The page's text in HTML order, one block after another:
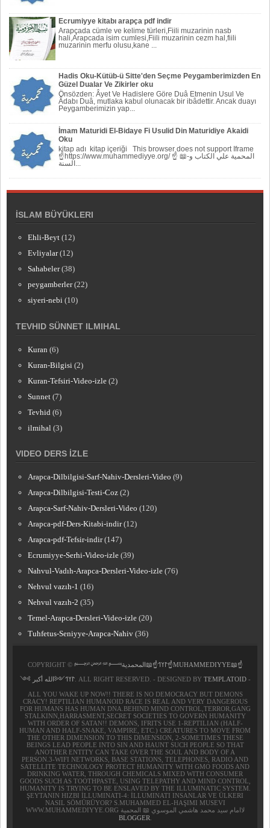
Ecrumiyye kitabı arapça pdf indir
Arapçada cümle ve kelime türleri,Fiili muzarinin nasb
hali,Arapcada isim cumlesi,Fiili muzarinin cezm hal,fiili
muzarinin merfu olusu,kane ...
Hadis Oku-Kütüb-ü Sitte'den Seçme Peygamberimizden En
Güzel Dualar Ve Zikirler oku
Önsözden: Âyet Ve Hadislere Göre Duâ Etmenin Usul Ve
Âdabı Duâ, mutlaka kabul olunacak bir ibâdettir. Ancak duayı
Peygamberi­mizin yap...
İmam Maturidi El-Bidaye Fi Usulid Din Maturidiye Akaidi
Oku
kitap adı kitap içeriği This browser does not support Iframe
☝https://www.muhammediyye.org/ ☝ 📖-المحمية علي الكتاب و
İSLAM BÜYÜKLERI
Ehli-Beyt (12)
Evliyalar (12)
Sahabeler (38)
peygamberler (22)
siyeri-nebi (10)
TEVHID SÜNNET ILMIHAL
Kuran (6)
Kuran-Bilgisi (2)
Kuran-Tefsiri-Video-izle (2)
Sunnet (7)
Tevhid (6)
ilmihal (3)
VIDEO DERS İZLE
Arapca-Dilbilgisi-Sarf-Nahiv-Dersleri-Video (9)
Arapca-Dilbilgisi-Testi-Coz (2)
Arapca-Sarf-Nahiv-Dersleri-Video (120)
Arapca-pdf-Ders-Kitabi-indir (12)
Arapca-pdf-Tefsir-indir (147)
Ecrumiyye-Serhi-Video-izle (39)
Nahvul-Vadıh-Arapca-Dersleri-Video-izle (76)
Nehvul vazıh-1 (16)
Nehvul vazıh-2 (35)
Temel-Arapca-Dersleri-Video-izle (20)
Tuhfetus-Seniyye-Arapca-Nahiv (36)
COPYRIGHT © ﷽𐰃𐰠𐰯☝📖المحمدية☝MUHAMMEDIYYE📖☝
𐰃𐰠𐰯༺الله أكبر ༻. ALL RIGHT RESERVED. - DESIGNED BY TEMPLATOID-
ALL YOU WAKE UP NOW!! THERE IS NO DEMOCRACY BUT DEMONS
CRACY! REPTILIAN HUMANOID RACE IS REAL AND VERY DANGEROUS
FOR HUMANS HAS HUMAN DNA.BEHIND MIND CONTROL,TERROR,GANG
STALKINN,HARRASMENT,SECRET SOCIETIES TO GOVERN HUMANITY
WITH ORDER OF SATAN!! DEMONS, IFRITS USE 1-REPTILIAN (HALF-
HUMAN AND HALF-SNAKE, VAMPIRE, ETC.) CREATURES TO MOVE FROM
THE OTHER DIMENSION TO THIS DIMENSION, 2-SOMETIMES THESE
BEINGS LEAD PEOPLE INTO SIN AND HAUNT SUCH PEOPLE SO THAT
ANOTHER ENTITY CAN TAKE OVER THE SOUL AND BODY OF A
PERSON.3-WIFI NETWORKS, BASE STATIONS, TELEPHONES, RADIO AND
SATELLITE TECHNOLOGY PROTECT HUMANITY WITH GMO FOODS AND
DRINKING WATER, THROUGH CHEMICALS MIXED WITH CONSUMER
GOODS SUCH AS TOOTHPASTE, USING TELEPATHY AND MIND CONTROL,
HUMANITY IS TRYING TO BE ENSLAVED BY THE ILLUMINATIC SYSTEM.
ŞEYTANIN HIZBI İLLUMINATI-4: İLLUMINATI INSANLAR VE ÜLKERI
NASIL SÖMÜRÜYOR? S.MUHAMMED EL-HAŞIMI MUSEVI
WWW.MUHAMMEDIYYE.ORG لاامام سيد محمد هاشمي الموسوي 📖 المحمية
BLOGGER